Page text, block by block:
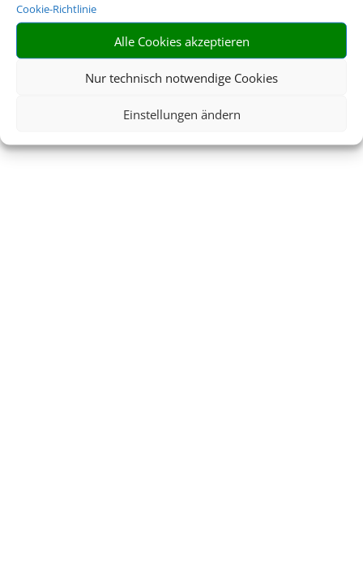
Cookie-Richtlinie
Alle Cookies akzeptieren
Nur technisch notwendige Cookies
Einstellungen ändern